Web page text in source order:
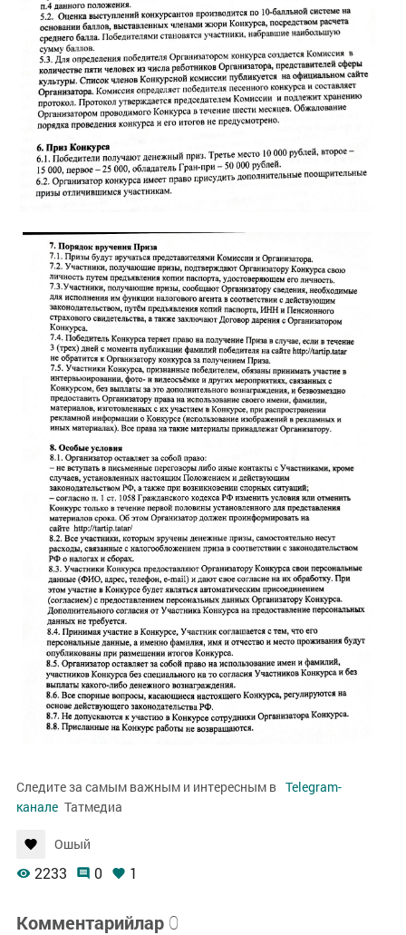
Следите за самым важным и интересным в Telegram-
канале Татмедиа
Ошый
2233 0 1
Комментарийлар 0